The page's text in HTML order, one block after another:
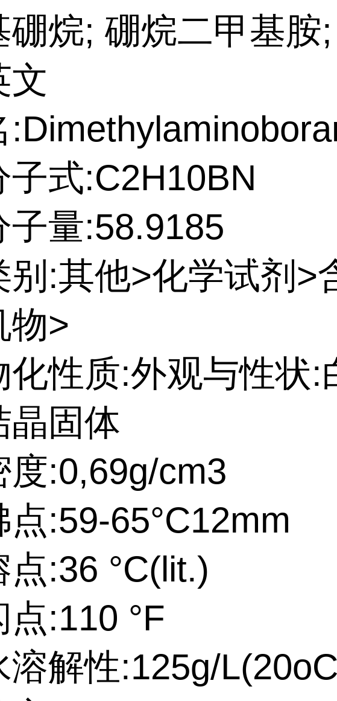
硼烷; 硼烷二甲基胺;
文
子式:C2H10BN
子量:58.9185
别:其他>化学试剂>
物>
化性质:外观与性状:
晶固体
度:0,69g/cm3
点:59-65°C12mm
点:36 °C(lit.)
点:110 °F
溶解性:125g/